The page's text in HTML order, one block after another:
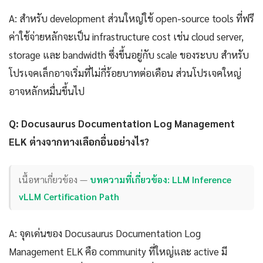
A: สำหรับ development ส่วนใหญ่ใช้ open-source tools ที่ฟรี
ค่าใช้จ่ายหลักจะเป็น infrastructure cost เช่น cloud server,
storage และ bandwidth ซึ่งขึ้นอยู่กับ scale ของระบบ สำหรับ
โปรเจคเล็กอาจเริ่มที่ไม่กี่ร้อยบาทต่อเดือน ส่วนโปรเจคใหญ่
อาจหลักหมื่นขึ้นไป
Q: Docusaurus Documentation Log Management
ELK ต่างจากทางเลือกอื่นอย่างไร?
เนื้อหาเกี่ยวข้อง — บทความที่เกี่ยวข้อง: LLM Inference
vLLM Certification Path
A: จุดเด่นของ Docusaurus Documentation Log
Management ELK คือ community ที่ใหญ่และ active มี